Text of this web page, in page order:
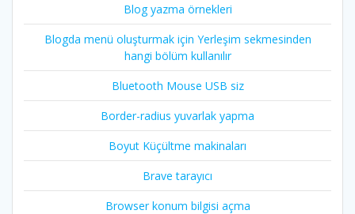
Blog yazma örnekleri
Blogda menü oluşturmak için Yerleşim sekmesinden
hangi bölüm kullanılır
Bluetooth Mouse USB siz
Border-radius yuvarlak yapma
Boyut Küçültme makinaları
Brave tarayıcı
Browser konum bilgisi açma